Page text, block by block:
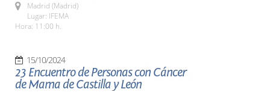
Madrid (Madrid)
Lugar: IFEMA
Hora: 11:00 h.
15/10/2024
23 Encuentro de Personas con Cáncer
de Mama de Castilla y León